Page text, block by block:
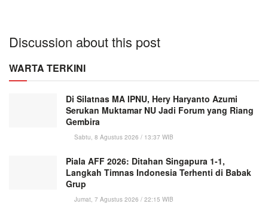
Discussion about this post
WARTA TERKINI
Di Silatnas MA IPNU, Hery Haryanto Azumi
Serukan Muktamar NU Jadi Forum yang Riang
Gembira
Sabtu, 8 Agustus 2026 / 13:37 WIB
Piala AFF 2026: Ditahan Singapura 1-1,
Langkah Timnas Indonesia Terhenti di Babak
Grup
Jumat, 7 Agustus 2026 / 22:15 WIB